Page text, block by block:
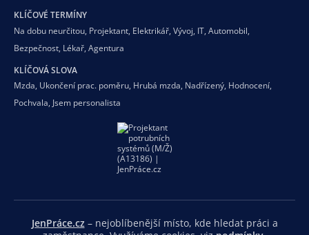
KLÍČOVÉ TERMÍNY
Na dobu neurčitou, Projektant, Elektrikář, Vývoj, IT, Automobil,
Bezpečnost, Lékař, Agentura
KLÍČOVÁ SLOVA
Mzda, Ukončení prac. poměru, Hrubá mzda, Nadřízený, Hodnocení,
Pochvala, Jsem personalista
JenPráce.cz – nejoblíbenější místo, kde hledat práci a